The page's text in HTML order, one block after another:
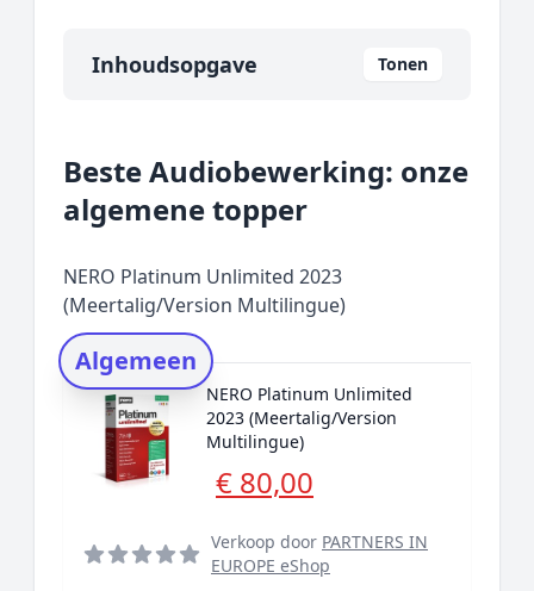
Inhoudsopgave Tonen
Onze algemene topper
Prijs topper
Rating topper
Onderzoeksmethode
Alternatieven
Prijsniveaus
Beste Audiobewerking: onze
algemene topper
NERO Platinum Unlimited 2023
(Meertalig/Version Multilingue)
Algemeen
NERO Platinum Unlimited
2023 (Meertalig/Version
Multilingue)
€ 80,00
Verkoop door PARTNERS IN
EUROPE eShop